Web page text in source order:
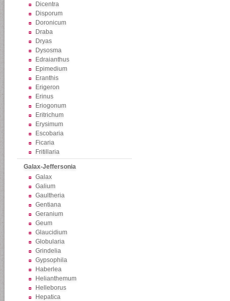
Dicentra
Disporum
Doronicum
Draba
Dryas
Dysosma
Edraianthus
Epimedium
Eranthis
Erigeron
Erinus
Eriogonum
Eritrichum
Erysimum
Escobaria
Ficaria
Fritillaria
Galax-Jeffersonia
Galax
Galium
Gaultheria
Gentiana
Geranium
Geum
Glaucidium
Globularia
Grindelia
Gypsophila
Haberlea
Helianthemum
Helleborus
Hepatica